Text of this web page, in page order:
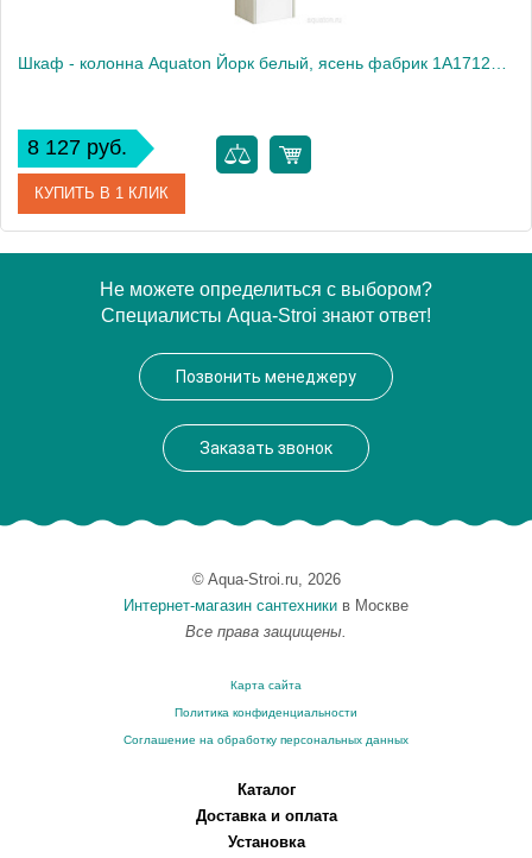
8 127 руб.
КУПИТЬ В 1 КЛИК
1A171203YOAV0
Производитель
Не можете определиться с выбором?
Специалисты Aqua-Stroi знают ответ!
Позвонить менеджеру
Заказать звонок
© Aqua-Stroi.ru, 2026
Интернет-магазин сантехники в Москве
Все права защищены.
Карта сайта
Политика конфиденциальности
Соглашение на обработку персональных данных
Каталог
Доставка и оплата
Установка